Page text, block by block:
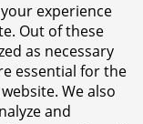
experience
Out of these
as necessary
essential for the
We also
and